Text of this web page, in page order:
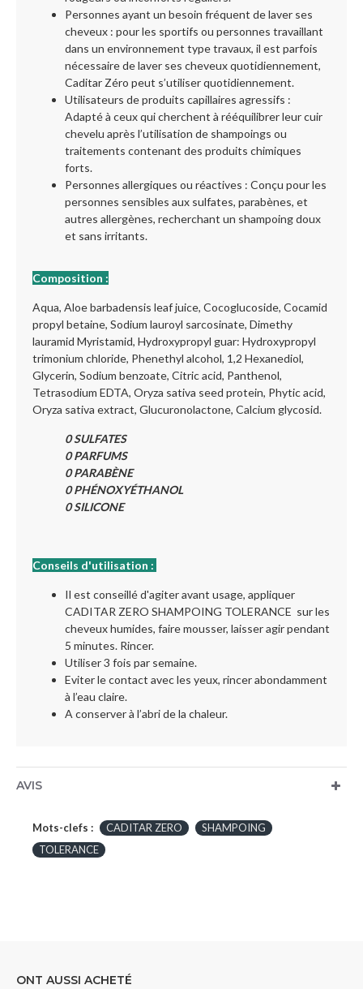
Personnes ayant un besoin fréquent de laver ses
cheveux : pour les sportifs ou personnes travaillant
dans un environnement type travaux, il est parfois
nécessaire de laver ses cheveux quotidiennement,
Caditar Zéro peut s’utiliser quotidiennement.
Utilisateurs de produits capillaires agressifs :
Adapté à ceux qui cherchent à rééquilibrer leur cuir
chevelu après l’utilisation de shampoings ou
traitements contenant des produits chimiques
forts.
Personnes allergiques ou réactives : Conçu pour les
personnes sensibles aux sulfates, parabènes, et
autres allergènes, recherchant un shampoing doux
et sans irritants.
Composition :
Aqua, Aloe barbadensis leaf juice, Cocoglucoside, Cocamid
propyl betaine, Sodium lauroyl sarcosinate, Dimethy
lauramid Myristamid, Hydroxypropyl guar: Hydroxypropyl
trimonium chloride, Phenethyl alcohol, 1,2 Hexanediol,
Glycerin, Sodium benzoate, Citric acid, Panthenol,
Tetrasodium EDTA, Oryza sativa seed protein, Phytic acid,
Oryza sativa extract, Glucuronolactone, Calcium glycosid.
0 SULFATES
0 PARFUMS
0 PARABÈNE
0 PHÉNOXYÉTHANOL
0 SILICONE
Conseils d'utilisation :
Il est conseillé d'agiter avant usage, appliquer
CADITAR ZERO SHAMPOING TOLERANCE sur les
cheveux humides, faire mousser, laisser agir pendant
5 minutes. Rincer.
Utiliser 3 fois par semaine.
Eviter le contact avec les yeux, rincer abondamment
à l’eau claire.
A conserver à l’abri de la chaleur.
AVIS
Mots-clefs : CADITAR ZERO
SHAMPOING
TOLERANCE
ONT AUSSI ACHETÉ